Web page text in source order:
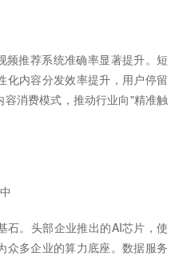
频推荐系统准确率显著提升。短
化内容分发效率提升，用户停留
消费模式，推动行业向"精准触
石。头部企业推出的AI芯片，使
众多企业的算力底座。数据服务